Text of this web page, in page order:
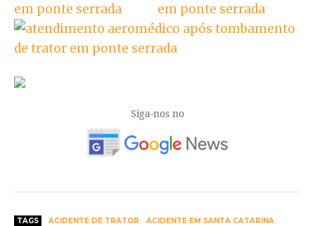
Siga-nos no
TAGS ACIDENTE DE TRATOR
ACIDENTE EM SANTA CATARINA